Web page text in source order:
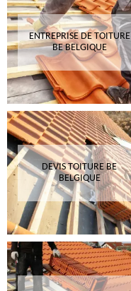
ENTREPRISE DE TOITURE
BE BELGIQUE
DEVIS TOITURE BE
BELGIQUE